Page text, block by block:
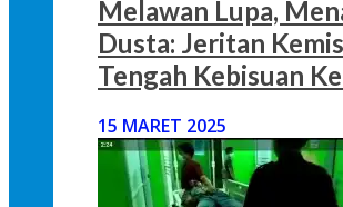
Melawan Lupa,
Dusta: Jeritan
Tengah Kebisuan
15 MARET 2025